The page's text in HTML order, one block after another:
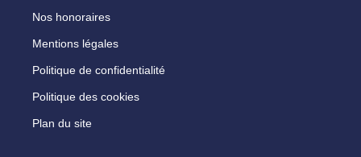
Nos honoraires
Mentions légales
Politique de confidentialité
Politique des cookies
Plan du site